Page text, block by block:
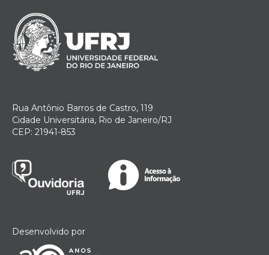
Rua Antônio Barros de Castro, 119
Cidade Universitária, Rio de Janeiro/RJ
CEP: 21941-853
Desenvolvido por